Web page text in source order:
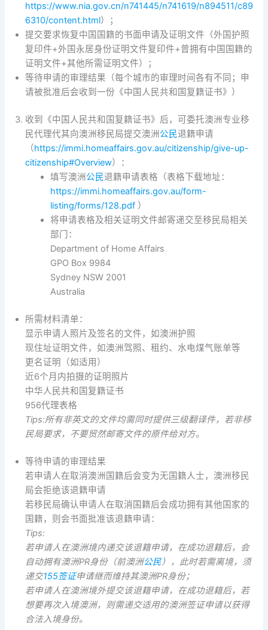
https://www.nia.gov.cn/n741445/n741619/n894511/c89
6310/content.html）；
提交要求恢复中国国籍的书面申请及证明文件（外国护照
复印件+外国永居身份证明文件复印件+曾拥有中国国籍的
证明文件+其他所需证明文件）；
等待申请的审理结果（每个城市的审理时间各有不同；申
请被批准后会收到一份《中国人民共和国复籍证书》）
收到《中国人民共和国复籍证书》后，可委托澳洲专业移
民代理代其向澳洲移民局提交澳洲公民退籍申请
（https://immi.homeaffairs.gov.au/citizenship/give-up-
citizenship#Overview）：
填写澳洲公民退籍申请表格（表格下载地址：
https://immi.homeaffairs.gov.au/form-
listing/forms/128.pdf ）
将申请表格及相关证明文件邮寄递交至移民局相关
部门：
Department of Home Affairs
GPO Box 9984
Sydney NSW 2001
Australia
所需材料清单：
显示申请人照片及签名的文件，如澳洲护照
现住址证明文件，如澳洲驾照、租约、水电煤气账单等
更名证明（如适用）
近6个月内拍摄的证明照片
中华人民共和国复籍证书
956代理表格
Tips:所有非英文的文件均需同时提供三级翻译件，若非移
民局要求，不要贸然邮寄文件的原件给对方。
等待申请的审理结果
若申请人在取消澳洲国籍后会变为无国籍人士，澳洲移民
局会拒绝该退籍申请
若移民局确认申请人在取消国籍后会成功拥有其他国家的
国籍，则会书面批准该退籍申请：
Tips:
若申请人在澳洲境内递交该退籍申请，在成功退籍后，会
自动拥有澳洲PR身份（前澳洲公民），此时若需离境，须
递交155签证申请继而维持其澳洲PR身份；
若申请人在澳洲境外提交该退籍申请，在成功退籍后，若
想要再次入境澳洲，则需递交适用的澳洲签证申请以获得
合法入境身份。